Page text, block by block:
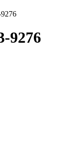
9276